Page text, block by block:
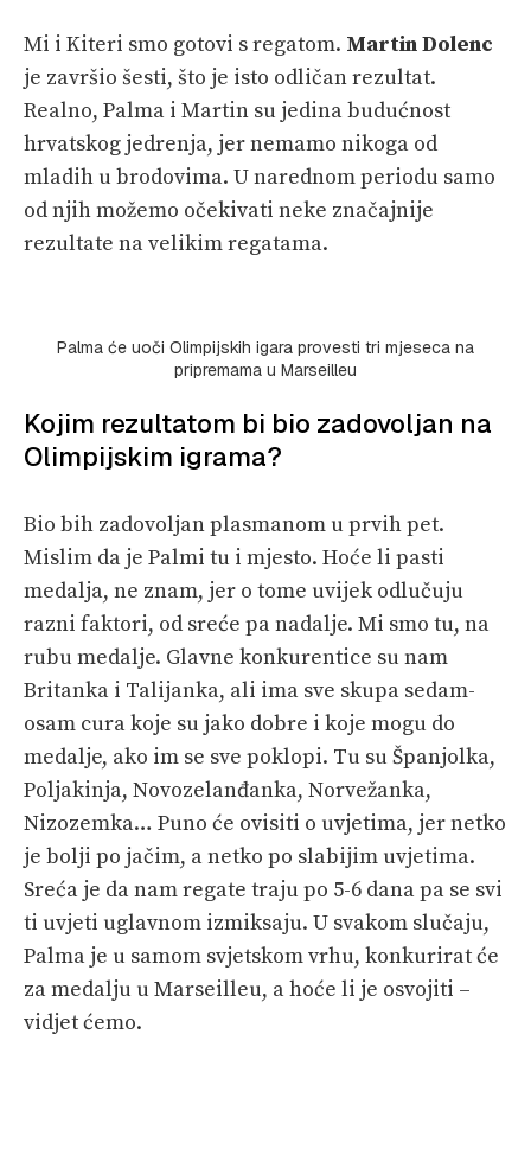
Mi i Kiteri smo gotovi s regatom. Martin Dolenc
je završio šesti, što je isto odličan rezultat.
Realno, Palma i Martin su jedina budućnost
hrvatskog jedrenja, jer nemamo nikoga od
mladih u brodovima. U narednom periodu samo
od njih možemo očekivati neke značajnije
rezultate na velikim regatama.
Palma će uoči Olimpijskih igara provesti tri mjeseca na
pripremama u Marseilleu
Kojim rezultatom bi bio zadovoljan na
Olimpijskim igrama?
Bio bih zadovoljan plasmanom u prvih pet.
Mislim da je Palmi tu i mjesto. Hoće li pasti
medalja, ne znam, jer o tome uvijek odlučuju
razni faktori, od sreće pa nadalje. Mi smo tu, na
rubu medalje. Glavne konkurentice su nam
Britanka i Talijanka, ali ima sve skupa sedam-
osam cura koje su jako dobre i koje mogu do
medalje, ako im se sve poklopi. Tu su Španjolka,
Poljakinja, Novozelanđanka, Norvežanka,
Nizozemka… Puno će ovisiti o uvjetima, jer netko
je bolji po jačim, a netko po slabijim uvjetima.
Sreća je da nam regate traju po 5-6 dana pa se svi
ti uvjeti uglavnom izmiksaju. U svakom slučaju,
Palma je u samom svjetskom vrhu, konkurirat će
za medalju u Marseilleu, a hoće li je osvojiti –
vidjet ćemo.